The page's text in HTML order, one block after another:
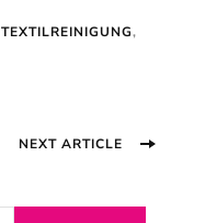
TEXTILREINIGUNG,
NEXT ARTICLE